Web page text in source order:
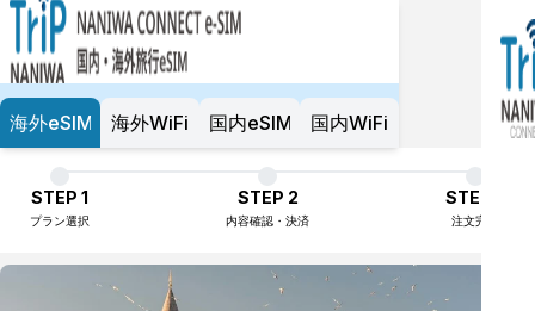
海外eSIM 海外WiFi 国内eSIM 国内WiFi
STEP 1
プラン選択
STEP 2
内容確認・決済
STEP 3
注文完了